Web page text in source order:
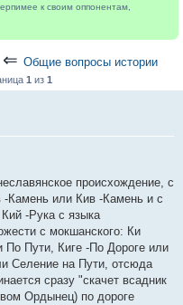
к своим оппонентам,
⇐ Общие вопросы истории
1 из 1
происхождение, с
-Камень или Кив -Камень и с
-Рука с языка
с мокшанского: Ки
По Пути, Киге -По Дороге или
Селение на Пути, отсюда
сразу "скачет всадник
Ордынец) по дороге